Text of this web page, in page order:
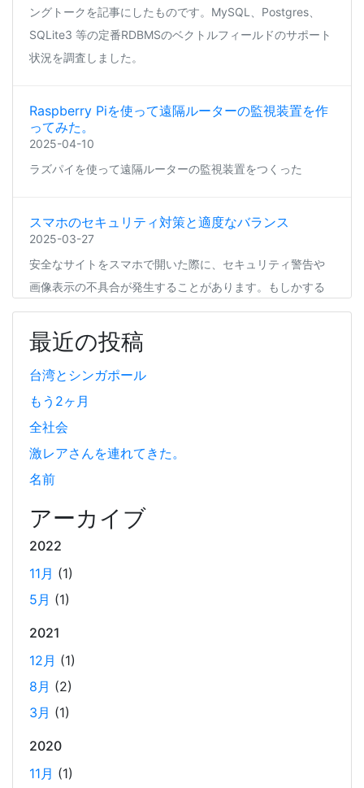
ングトークを記事にしたものです。MySQL、Postgres、
SQLite3 等の定番RDBMSのベクトルフィールドのサポート
状況を調査しました。
Raspberry Piを使って遠隔ルーターの監視装置を作
ってみた。
2025-04-10
ラズパイを使って遠隔ルーターの監視装置をつくった
スマホのセキュリティ対策と適度なバランス
2025-03-27
安全なサイトをスマホで開いた際に、セキュリティ警告や
画像表示の不具合が発生することがあります。もしかする
と、スマホの過度なセキュリティ対策が他のアプリの動作
に影響を与えているかもしれません。今回は、セキュリテ
ィ対策とその影響について簡単にご紹介します。
Coima + Rosetta 2 で、Apple Silicon 上で x86_64
の Docker イメージをビルドする (Docker desktop
2025-03-24
Docker Desktop を使わずに、Mac で x86 の Docker イメ
ージのビルドをする手順を書いています。Colima と
Rosetta2 を使って、クロスアーキテクチャーでビルドする
方法です。Lima, QEmu, nerdctl の実例も記載しています。
ビジネスワークに便利なSLACKのリマインド設定
についてご紹介します。 Slackでは、業務で決めたことや会
議の開始前にリマインダーを設定しておくと、とても便利
です。 忙しいと、いくらスケジュールを頭に入れていて
この機能が非常に役立つと思います。
最近の投稿
台湾とシンガポール
もう2ヶ月
全社会
激レアさんを連れてきた。
名前
アーカイブ
2022
11月 (1)
5月 (1)
2021
12月 (1)
8月 (2)
3月 (1)
2020
11月 (1)